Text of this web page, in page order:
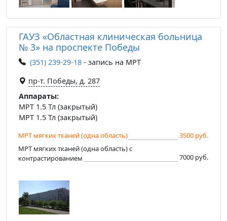
ГАУЗ «Областная клиническая больница
№ 3» на проспекте Победы
(351) 239-29-18 - запись на МРТ
пр-т. Победы, д. 287
Аппараты:
МРТ 1.5 Тл (закрытый)
МРТ 1.5 Тл (закрытый)
МРТ мягких тканей (одна область)
3500 руб.
МРТ мягких тканей (одна область) с
контрастированием
7000 руб.